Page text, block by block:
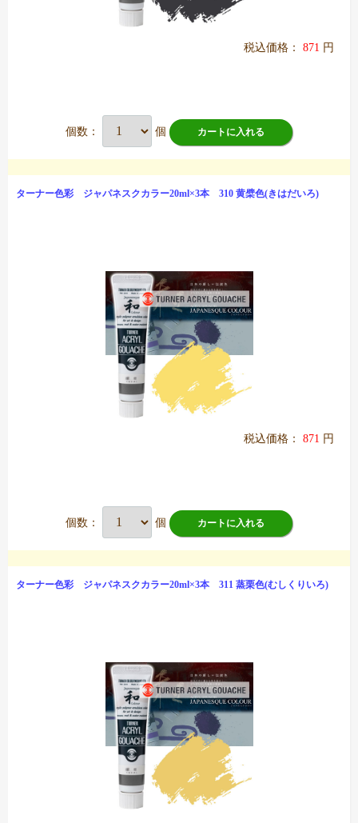
税込価格： 871 円
個数： 個 カートに入れる
ターナー色彩 ジャパネスクカラー20ml×3本 310 黄檗色(きはだいろ)
税込価格： 871 円
個数： 個 カートに入れる
ターナー色彩 ジャパネスクカラー20ml×3本 311 蒸栗色(むしくりいろ)